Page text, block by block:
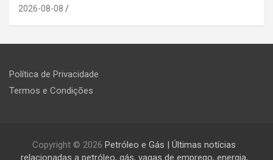
2026-08-08
Política de Privacidade
Termos e Condições
Copyright © 2026 Petróleo e Gás | Últimas notícias
relacionadas a petróleo, gás, vagas de emprego, energia,